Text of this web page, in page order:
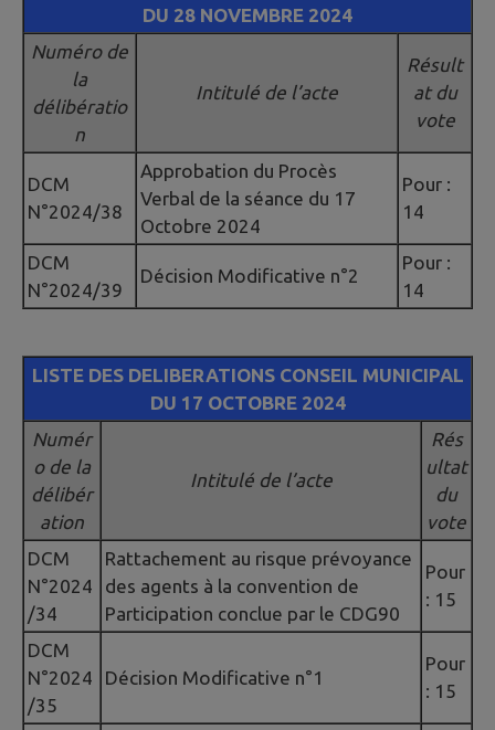
DU 28 NOVEMBRE 2024
Numéro de
la
délibératio
n
Intitulé de l’acte
Résult
at du
vote
DCM
N°2024/38
Approbation du Procès
Verbal de la séance du 17
Octobre 2024
Pour :
14
DCM
N°2024/39
Décision Modificative n°2
Pour :
14
LISTE DES DELIBERATIONS CONSEIL MUNICIPAL
DU 17 OCTOBRE 2024
Numér
o de la
délibér
ation
Intitulé de l’acte
Rés
ultat
du
vote
DCM
N°2024
/34
Rattachement au risque prévoyance
des agents à la convention de
Participation conclue par le CDG90
Pour
: 15
DCM
N°2024
/35
Décision Modificative n°1
Pour
: 15